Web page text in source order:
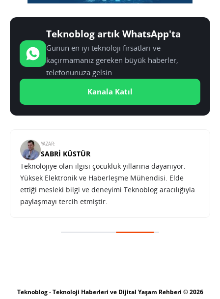
Teknoblog artık WhatsApp'ta
Günün en iyi teknoloji fırsatları ve
kaçırmamanız gereken büyük haberler,
telefonunuza gelsin.
Kanala Katıl
YAZAR:
SABRI KÜSTÜR
Teknolojiye olan ilgisi çocukluk yıllarına dayanıyor.
Yüksek Elektronik ve Haberleşme Mühendisi. Elde
ettiği mesleki bilgi ve deneyimi Teknoblog aracılığıyla
paylaşmayı tercih etmiştir.
Teknoblog - Teknoloji Haberleri ve Dijital Yaşam Rehberi © 2026